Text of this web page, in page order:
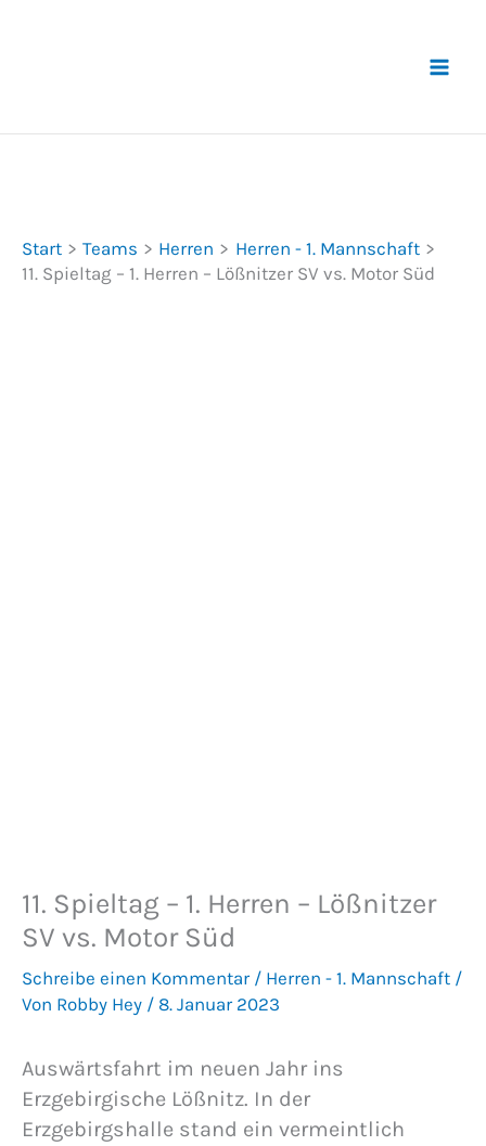
Start Teams Herren
Herren - 1. Mannschaft
11. Spieltag – 1. Herren – Lößnitzer SV vs. Motor Süd
11. Spieltag – 1. Herren – Lößnitzer
SV vs. Motor Süd
Schreibe einen Kommentar / Herren - 1. Mannschaft /
Von Robby Hey / 8. Januar 2023
Auswärtsfahrt im neuen Jahr ins
Erzgebirgische Lößnitz. In der
Erzgebirgshalle stand ein vermeintlich